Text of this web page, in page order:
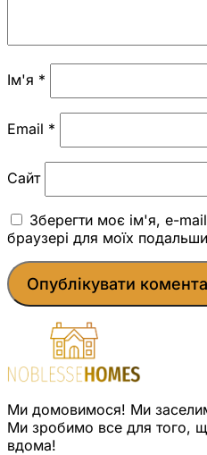
Ім'я *
Email *
Сайт
Зберегти моє ім'я, e-
браузері для моїх
Ми домовимося! Ми
Ми зробимо все для того,
вдома!